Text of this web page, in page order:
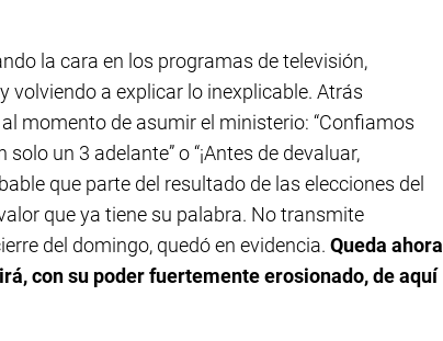
la cara en los programas de televisión,
volviendo a explicar lo inexplicable. Atrás
momento de asumir el ministerio: “Confiamos
un 3 adelante” o “¡Antes de devaluar,
que parte del resultado de las elecciones del
que ya tiene su palabra. No transmite
del domingo, quedó en evidencia. Queda ahora
con su poder fuertemente erosionado, de aquí